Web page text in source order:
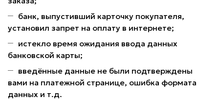
банк, выпустивший карточку покупателя,
установил запрет на оплату в интернете;
истекло время ожидания ввода данных
банковской карты;
введённые данные не были подтверждены
вами на платежной странице, ошибка формата
данных и т.д.